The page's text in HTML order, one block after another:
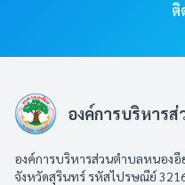
ติ
องค์การบริหาร
องค์การบริหารส่วนตำบลหนอง
จังหวัดสุรินทร์ รหัสไปรษณีย์